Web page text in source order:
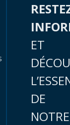
ET
DE
NOTRE